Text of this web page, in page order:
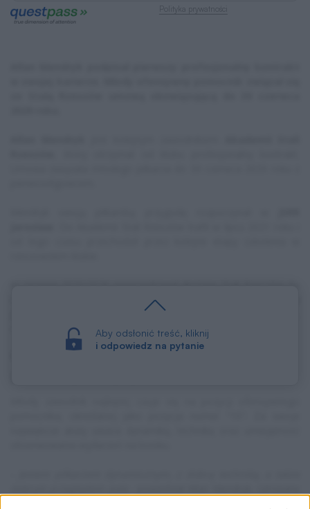
Aby odsłonić treść, kliknij
i odpowiedz na pytanie
Polityka prywatności
lat 17, która występowała w rozgrywkach
. Teraz podpisał pierwszy profesjonalny kontrakt,
ważny do końca czerwca 2029 roku.
Ofensywny pomocnik chce trafić do